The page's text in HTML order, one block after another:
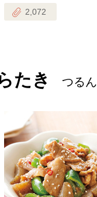
2,072
たき つる